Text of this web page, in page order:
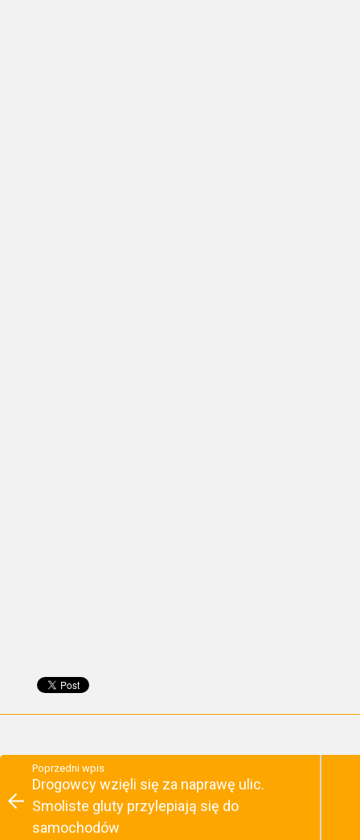
Poprzedni wpis
Drogowcy wzięli się za naprawę ulic.
Smoliste gluty przylepiają się do
samochodów